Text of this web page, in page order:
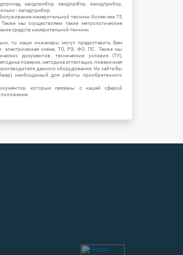
західприбор, західпрібор, захидприбор,
- западприбор.
измерительной техники более чем 75
мы осуществляем такие метрологические
средств измерительной техники.
то наши инженеры могут предоставить Вам
электрическая схема, ТО, РЭ, ФО, ПС. Также мы
документов: технические условия (ТУ),
поверки, методика аттестации, поверочная
данного оборудования. Из сайта Вы
необходимый для работы приобретенного
которые связаны с нашей сферой
положение.